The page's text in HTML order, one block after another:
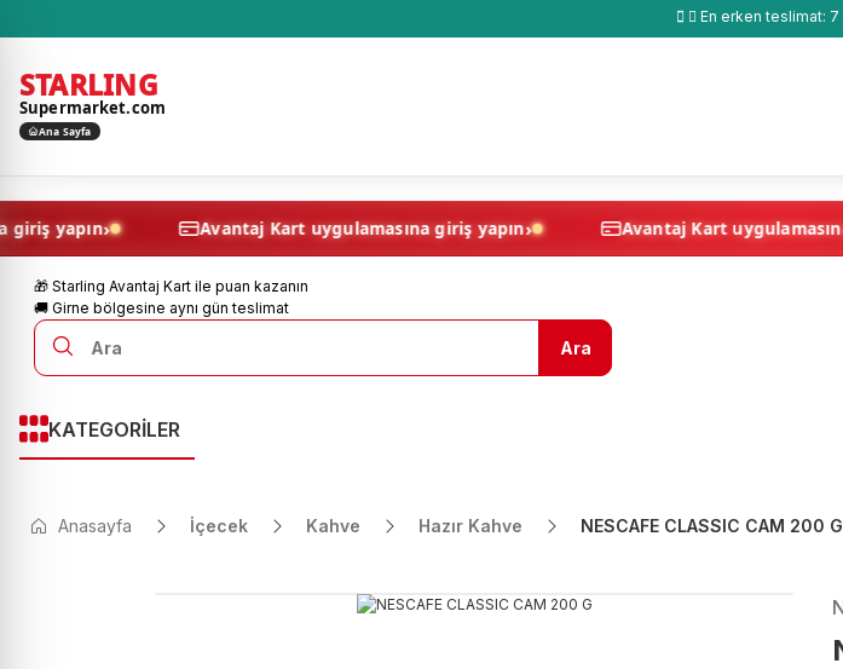
En erken teslimat: 7
STARLING
Supermarket.com
Ana Sayfa
giriş yapın Avantaj Kart uygulamasına giriş yapın Avantaj Kart
🎁 Starling Avantaj Kart ile puan kazanın
🚚 Girne bölgesine aynı gün teslimat
Ara
KATEGORİLER
Anasayfa İçecek Kahve Hazır Kahve NESCAFE CLASSIC CAM 200 G